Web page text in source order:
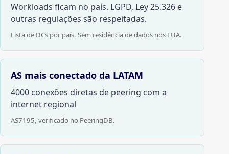
Workloads ficam no país. LGPD, Ley 25.326 e
outras regulações são respeitadas.
Lista de DCs por país. Sem residência de dados nos EUA.
AS mais conectado da LATAM
4000 conexões diretas de peering com a
internet regional
AS7195, verificado no PeeringDB.